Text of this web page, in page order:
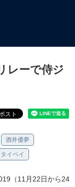
レーで侍ジ
酒井優夢
イペイ
（11月22日から24